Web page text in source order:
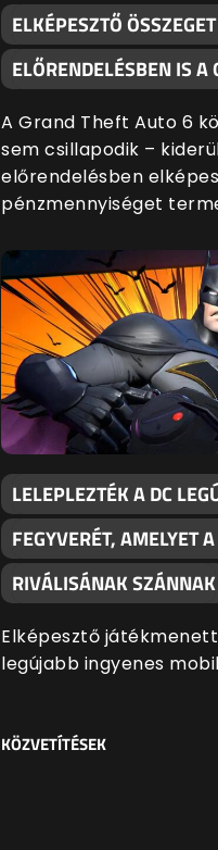
ELKÉPESZTŐ
ELŐRENDELÉSBEN IS A
A Grand Theft Auto 6
sem csillapodik –
előrendelésben
pénzmennyiséget
LELEPLEZTÉK A DC
FEGYVERÉT, AMELYET
RIVÁLISÁNAK SZÁNNAK
Elképesztő
legújabb ingyenes
KÖZVETÍTÉSEK